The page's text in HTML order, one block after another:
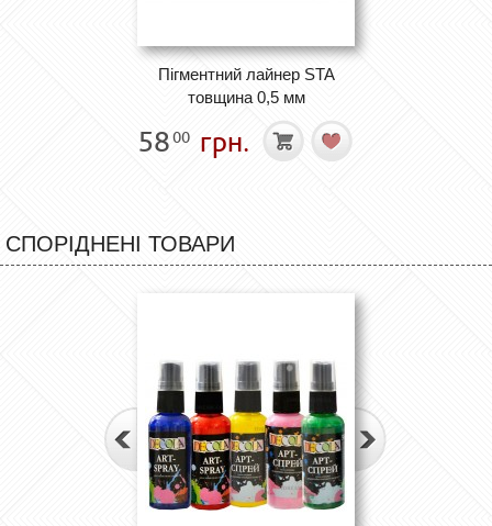
Пігментний лайнер STA
товщина 0,5 мм
5800 грн.
СПОРІДНЕНІ ТОВАРИ